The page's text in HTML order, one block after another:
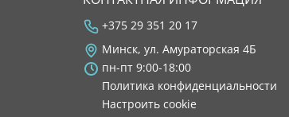
+375 29 351 20 17
Минск, ул. Амураторская 4Б
пн-пт 9:00-18:00
Политика конфиденциальности
Настроить cookie